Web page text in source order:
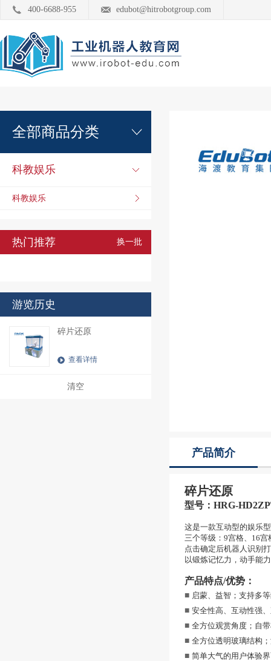
400-6688-955 edubot@hitrobotgroup.com
全部商品分类
科教娱乐
科教娱乐
热门推荐 换一批
游览历史
碎片还原
查看详情
清空
产品简介
碎片还原
型号： HRG-
这是一款互动型的娱乐
三个等级：9宫格、16
点击确定后机器人识别
以锻炼记忆力，动手能
产品特点/优势：
■ 启蒙、益智；支持多
■ 安全性高、互动性强
■ 全方位观赏角度；自
■ 全方位透明玻璃结构
■ 简单大气的用户体验